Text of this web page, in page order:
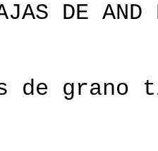
DE AND
de